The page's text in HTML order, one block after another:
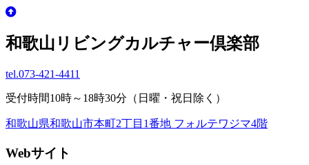
和歌山リビングカルチャー倶楽部
tel.073-421-4411
受付時間10時～18時30分（日曜・祝日除く）
和歌山県和歌山市本町2丁目1番地 フォルテワジマ4階
Webサイト